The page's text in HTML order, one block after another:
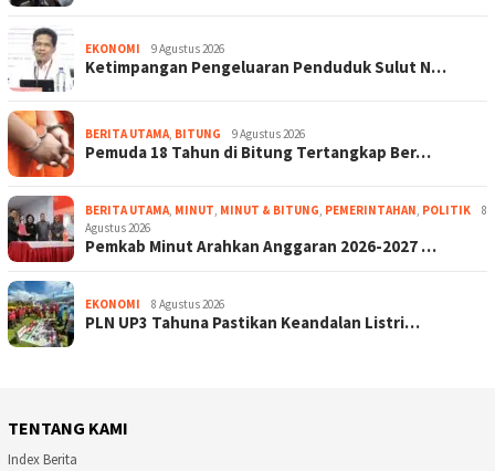
EKONOMI 9 Agustus 2026
Ketimpangan Pengeluaran Penduduk Sulut N…
BERITA UTAMA, BITUNG 9 Agustus 2026
Pemuda 18 Tahun di Bitung Tertangkap Ber…
BERITA UTAMA, MINUT, MINUT & BITUNG, PEMERINTAHAN, POLITIK
8
Agustus 2026
Pemkab Minut Arahkan Anggaran 2026-2027 …
EKONOMI 8 Agustus 2026
PLN UP3 Tahuna Pastikan Keandalan Listri…
TENTANG KAMI
Index Berita